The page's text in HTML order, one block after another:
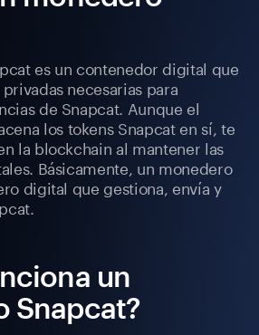
es un contenedor digital que
necesarias para
de Snapcat. Aunque el
los tokens Snapcat en sí, te
la blockchain al mantener las
Básicamente, un monedero
digital que gestiona, envía y
un
Snapcat?